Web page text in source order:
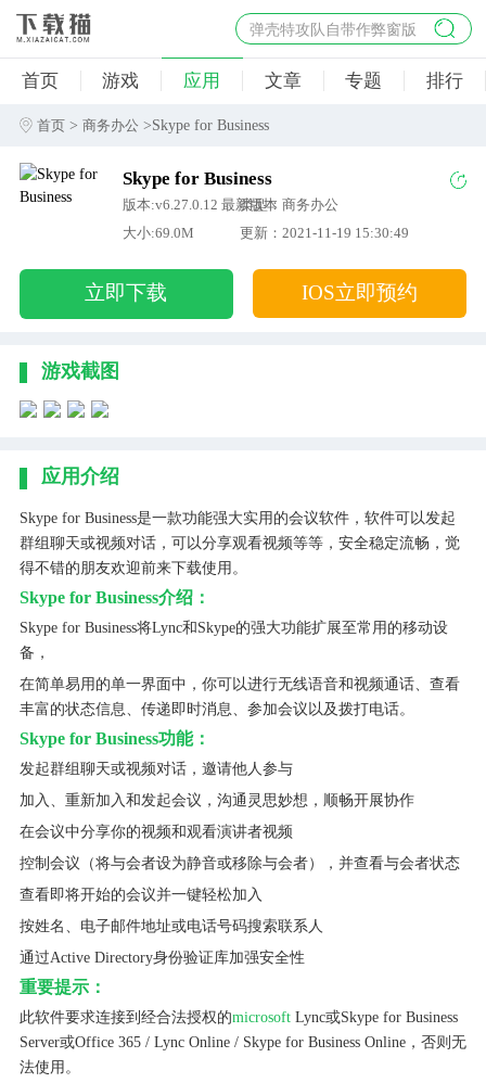
弹壳特攻队自带作弊窗版
杀手47行动
地狱幸存者破解版
首页 游戏 应用 文章 专题 排行
首页 >商务办公 >Skype for Business
Skype for Business
版本:v6.27.0.12 最新版本类型：商务办公
大小:69.0M
更新：2021-11-19 15:30:49
立即下载 IOS立即预约
游戏截图
应用介绍
Skype for Business是一款功能强大实用的会议软件，软件可以发起
群组聊天或视频对话，可以分享观看视频等等，安全稳定流畅，觉
得不错的朋友欢迎前来下载使用。
Skype for Business介绍：
Skype for Business将Lync和Skype的强大功能扩展至常用的移动设
备，
在简单易用的单一界面中，你可以进行无线语音和视频通话、查看
丰富的状态信息、传递即时消息、参加会议以及拨打电话。
Skype for Business功能：
发起群组聊天或视频对话，邀请他人参与
加入、重新加入和发起会议，沟通灵思妙想，顺畅开展协作
在会议中分享你的视频和观看演讲者视频
控制会议（将与会者设为静音或移除与会者），并查看与会者状态
查看即将开始的会议并一键轻松加入
按姓名、电子邮件地址或电话号码搜索联系人
通过Active Directory身份验证库加强安全性
重要提示：
此软件要求连接到经合法授权的microsoftLync或Skype for Business
Server或Office 365 / Lync Online / Skype for Business Online，否则无
法使用。